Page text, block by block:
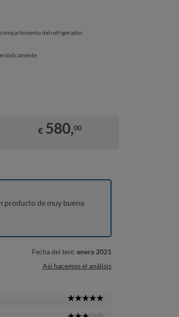
compartimiento del refrigerador.
€ 580,00
producto de muy buena
Fecha del test: enero 2021
Así hacemos el análisis